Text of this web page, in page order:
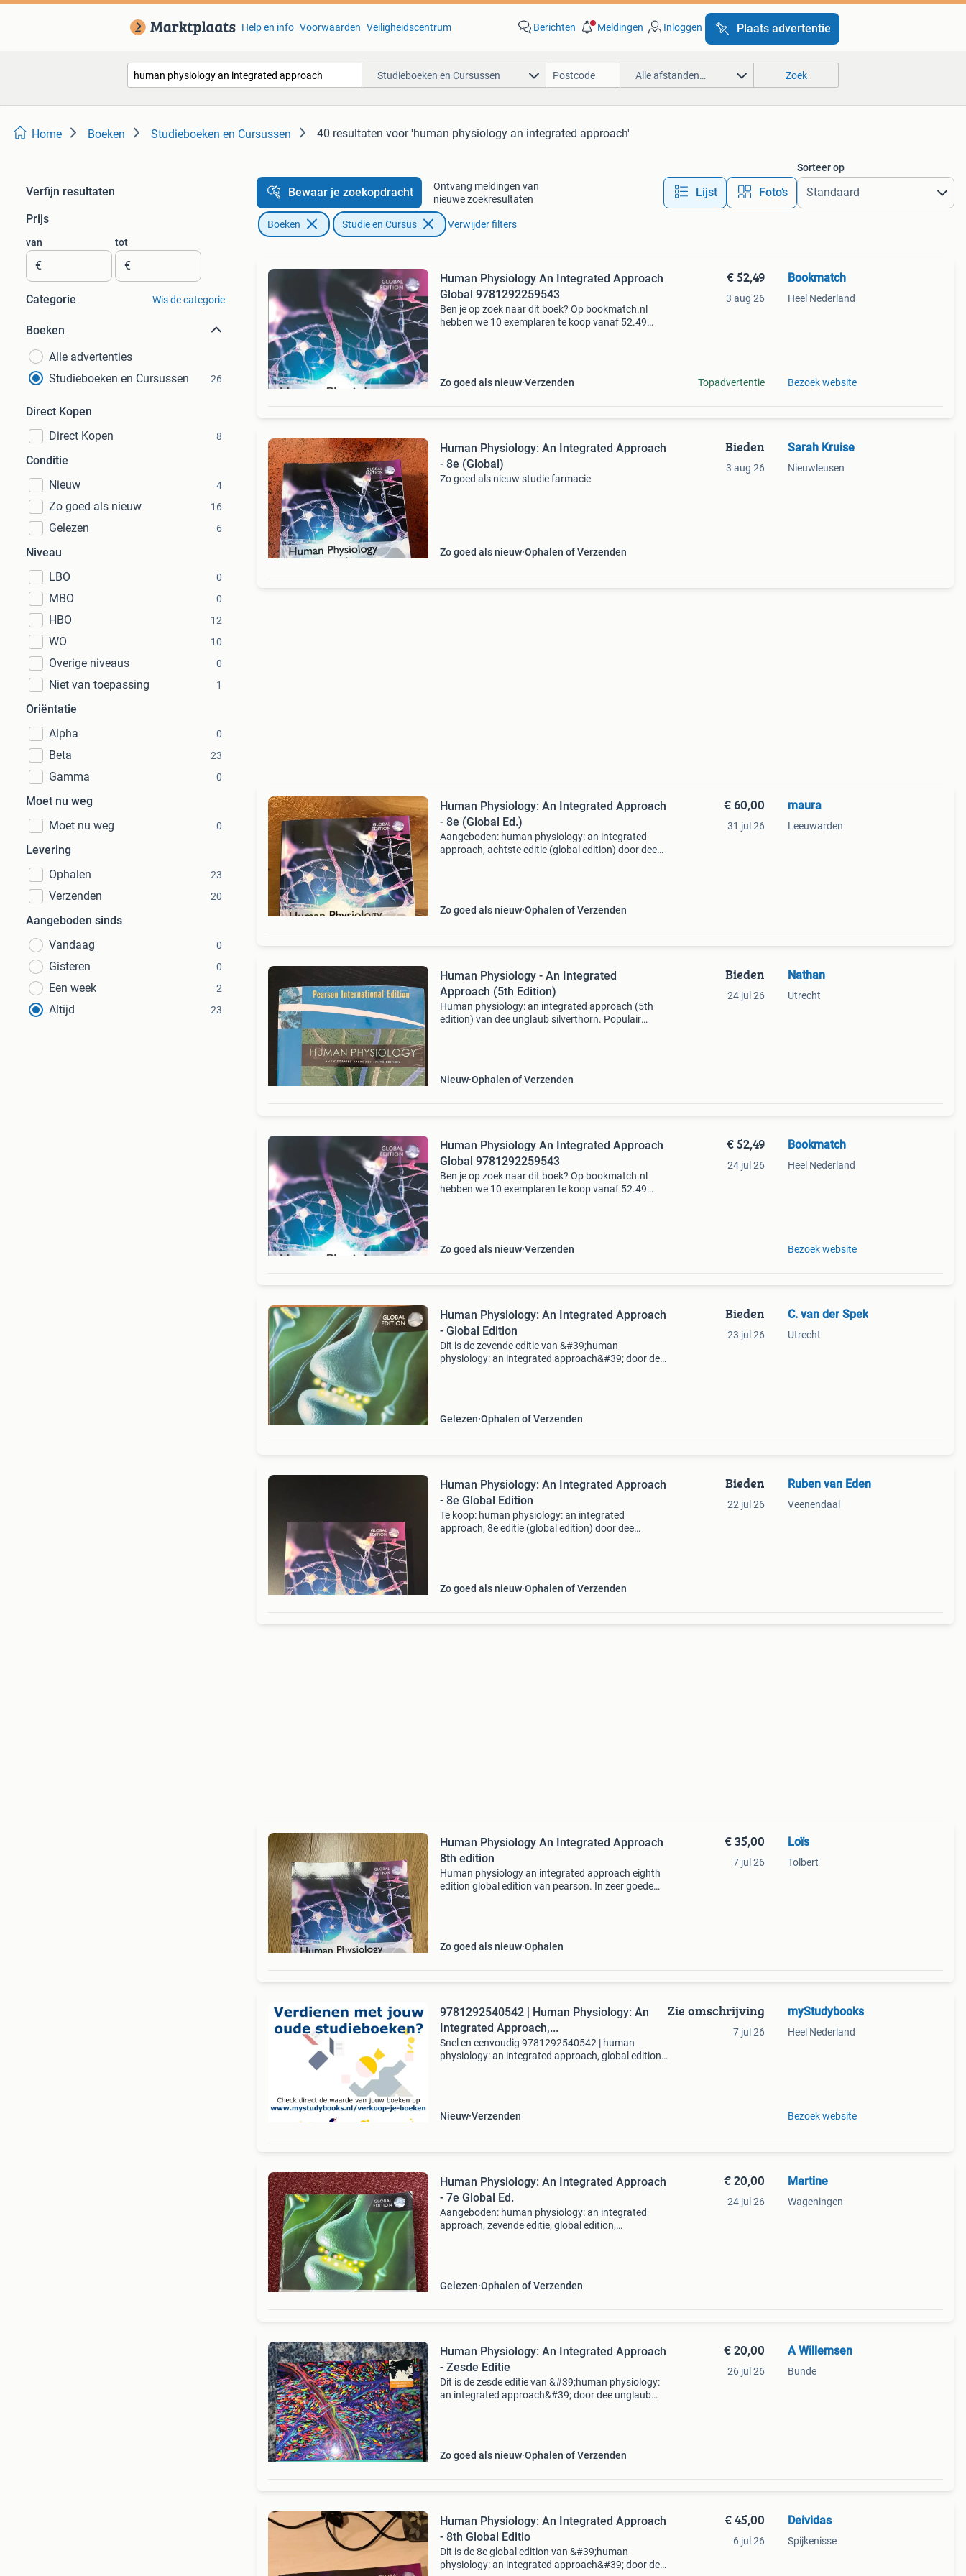
Help en info Voorwaarden Veiligheidscentrum Berichten Meldingen Inloggen Plaats advertentie
Studieboeken en Cursussen Alle afstanden… Zoek
Home Boeken Studieboeken en Cursussen 40 resultaten voor 'human physiology an integrated approach'
Verfijn resultaten
Prijs
van
€
tot
€
Categorie Wis de categorie
Boeken
Alle advertenties
Studieboeken en Cursussen
26
Direct Kopen
Direct Kopen
8
Conditie
Nieuw
4
Zo goed als nieuw 16
Gelezen 6
Niveau
LBO
0
MBO 0
HBO 12
WO 10
Overige niveaus 0
Niet van toepassing 1
Oriëntatie
Alpha
0
Beta 23
Gamma 0
Moet nu weg
Moet nu weg
0
Levering
Ophalen
23
Verzenden 20
Aangeboden sinds
Vandaag
0
Gisteren 0
Een week 2
Altijd 23
Bewaar je zoekopdracht
Ontvang meldingen van
nieuwe zoekresultaten
Lijst Foto’s
Sorteer op
Boeken Studie en Cursus Verwijder filters
Human Physiology An Integrated Approach
Global 9781292259543
Ben je op zoek naar dit boek? Op bookmatch.nl
hebben we 10 exemplaren te koop vanaf 52.49
Zo goed als nieuw Verzenden
€ 52,49
3 aug 26
Topadvertentie
Bookmatch
Heel Nederland
Bezoek website
Human Physiology: An Integrated Approach
- 8e (Global)
Zo goed als nieuw studie farmacie
Zo goed als nieuw Ophalen of Verzenden
Bieden
3 aug 26
Sarah Kruise
Nieuwleusen
Human Physiology: An Integrated Approach
- 8e (Global Ed.)
Aangeboden: human physiology: an integrated
approach, achtste editie (global edition) door dee
Zo goed als nieuw Ophalen of Verzenden
€ 60,00
31 jul 26
maura
Leeuwarden
Human Physiology - An Integrated
Approach (5th Edition)
Human physiology: an integrated approach (5th
edition) van dee unglaub silverthorn. Populair
Nieuw Ophalen of Verzenden
Bieden
24 jul 26
Nathan
Utrecht
Human Physiology An Integrated Approach
Global 9781292259543
Ben je op zoek naar dit boek? Op bookmatch.nl
hebben we 10 exemplaren te koop vanaf 52.49
Zo goed als nieuw Verzenden
€ 52,49
24 jul 26
Bookmatch
Heel Nederland
Bezoek website
Human Physiology: An Integrated Approach
- Global Edition
Dit is de zevende editie van &#39;human
physiology: an integrated approach&#39; door dee
Gelezen Ophalen of Verzenden
Bieden
23 jul 26
C. van der Spek
Utrecht
Human Physiology: An Integrated Approach
- 8e Global Edition
Te koop: human physiology: an integrated
approach, 8e editie (global edition) door dee
Zo goed als nieuw Ophalen of Verzenden
Bieden
22 jul 26
Ruben van Eden
Veenendaal
Human Physiology An Integrated Approach
8th edition
Human physiology an integrated approach eighth
edition global edition van pearson. In zeer goede
Zo goed als nieuw Ophalen
€ 35,00
7 jul 26
Loïs
Tolbert
9781292540542 | Human Physiology: An
Integrated Approach,...
Snel en eenvoudig 9781292540542 | human
physiology: an integrated approach, global edition
Nieuw Verzenden
Zie omschrijving
7 jul 26
myStudybooks
Heel Nederland
Bezoek website
Human Physiology: An Integrated Approach
- 7e Global Ed.
Aangeboden: human physiology: an integrated
approach, zevende editie, global edition,
Gelezen Ophalen of Verzenden
€ 20,00
24 jul 26
Martine
Wageningen
Human Physiology: An Integrated Approach
- Zesde Editie
Dit is de zesde editie van &#39;human physiology:
an integrated approach&#39; door dee unglaub
Zo goed als nieuw Ophalen of Verzenden
€ 20,00
26 jul 26
A Willemsen
Bunde
Human Physiology: An Integrated Approach
- 8th Global Editio
Dit is de 8e global edition van &#39;human
physiology: an integrated approach&#39; door dee
€ 45,00
6 jul 26
Deividas
Spijkenisse